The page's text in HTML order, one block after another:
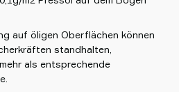
auf öligen Oberflächen können
standhalten,
als entsprechende